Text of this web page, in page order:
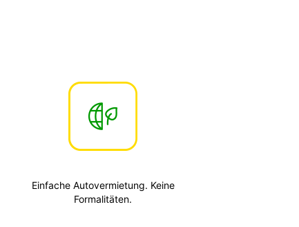
Einfache Autovermietung. Keine
Formalitäten.